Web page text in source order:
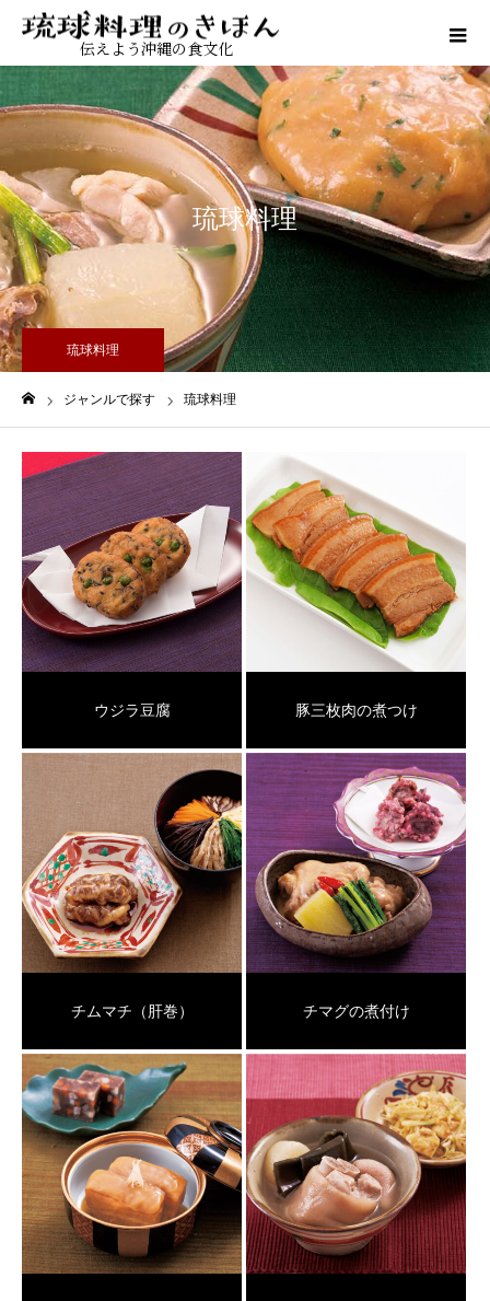
伝えよう沖縄の食文化
琉球料理
琉球料理
ジャンルで探す 琉球料理
ウジラ豆腐 豚三枚肉の煮つけ
チムマチ（肝巻） チマグの煮付け